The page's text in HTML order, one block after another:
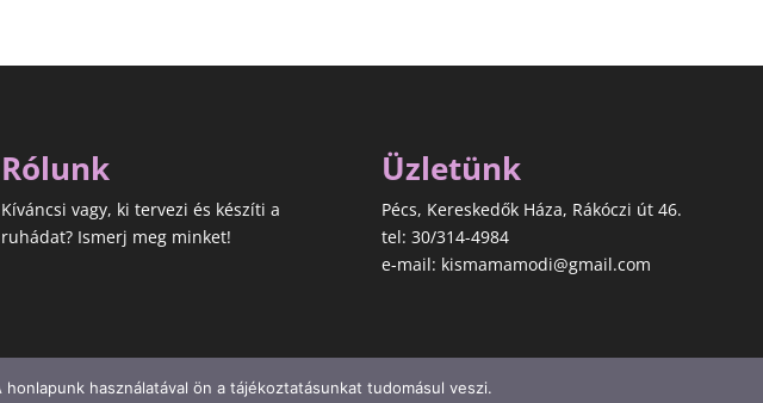
Rólunk
Kíváncsi vagy, ki tervezi és készíti a
ruhádat? Ismerj meg minket!
Üzletünk
Pécs, Kereskedők Háza, Rákóczi út 46.
tel: 30/314-4984
e-mail: kismamamodi@gmail.com
használatával ön a tájékoztatásunkat tudomásul veszi.